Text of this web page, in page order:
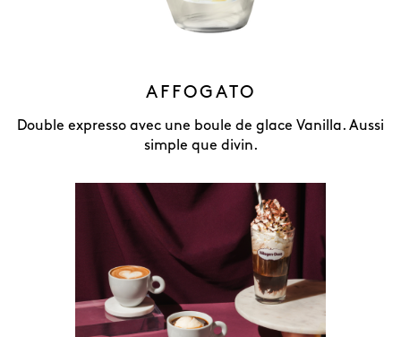
AFFOGATO
Double expresso avec une boule de glace Vanilla. Aussi
simple que divin.